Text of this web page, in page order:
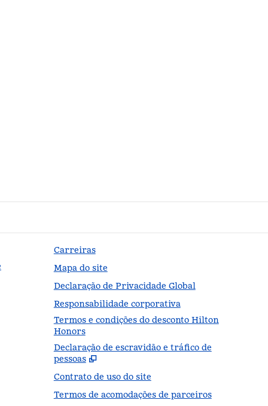
Carreiras
Mapa do site
Declaração de Privacidade Global
Responsabilidade corporativa
Termos e condições do desconto Hilton
Honors
Declaração de escravidão e tráfico de
pessoas
Contrato de uso do site
Termos de acomodações de parceiros